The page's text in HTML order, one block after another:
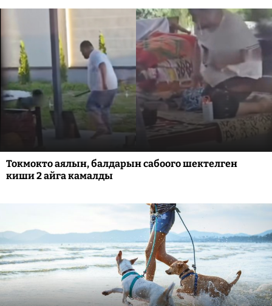
Токмокто аялын, балдарын сабоого шектелген
киши 2 айга камалды